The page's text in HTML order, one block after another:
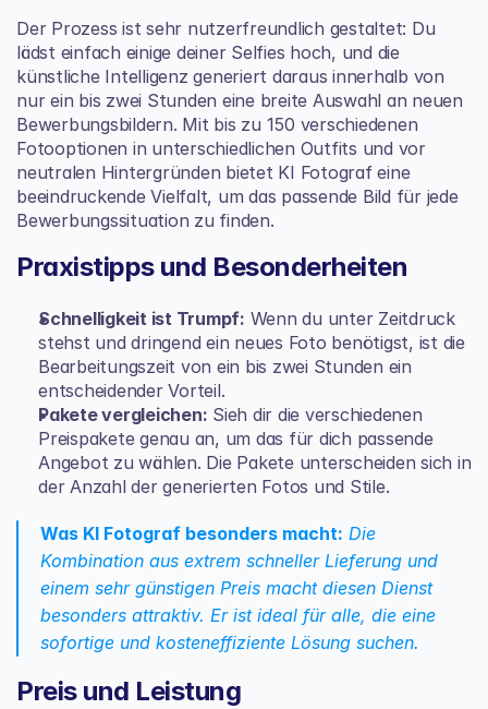
Der Prozess ist sehr nutzerfreundlich gestaltet: Du
lädst einfach einige deiner Selfies hoch, und die
künstliche Intelligenz generiert daraus innerhalb von
nur ein bis zwei Stunden eine breite Auswahl an neuen
Bewerbungsbildern. Mit bis zu 150 verschiedenen
Fotooptionen in unterschiedlichen Outfits und vor
neutralen Hintergründen bietet KI Fotograf eine
beeindruckende Vielfalt, um das passende Bild für jede
Bewerbungssituation zu finden.
Praxistipps und Besonderheiten
Schnelligkeit ist Trumpf: Wenn du unter Zeitdruck
stehst und dringend ein neues Foto benötigst, ist die
Bearbeitungszeit von ein bis zwei Stunden ein
entscheidender Vorteil.
Pakete vergleichen: Sieh dir die verschiedenen
Preispakete genau an, um das für dich passende
Angebot zu wählen. Die Pakete unterscheiden sich in
der Anzahl der generierten Fotos und Stile.
Was KI Fotograf besonders macht: Die
Kombination aus extrem schneller Lieferung und
einem sehr günstigen Preis macht diesen Dienst
besonders attraktiv. Er ist ideal für alle, die eine
sofortige und kosteneffiziente Lösung suchen.
Preis und Leistung